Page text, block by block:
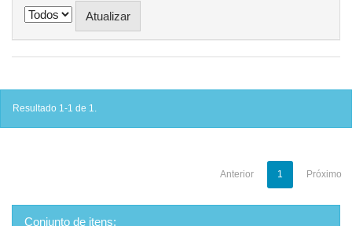
Resultado 1-1 de 1.
Anterior 1 Próximo
Conjunto de itens: